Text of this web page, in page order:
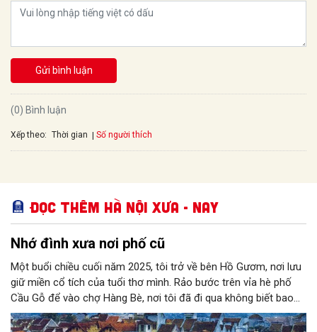
Gửi bình luận
(0) Bình luận
Xếp theo: Thời gian Số người thích
Đọc thêm Hà Nội xưa - nay
Nhớ đình xưa nơi phố cũ
Một buổi chiều cuối năm 2025, tôi trở về bên Hồ Gươm, nơi lưu
giữ miền cổ tích của tuổi thơ mình. Rảo bước trên vỉa hè phố
Cầu Gỗ để vào chợ Hàng Bè, nơi tôi đã đi qua không biết bao
lần trong suốt 25 năm đầu đời của mình (1954-1979), tôi bỗng
ngỡ ngàng như lạc vào một miền xa lạ.